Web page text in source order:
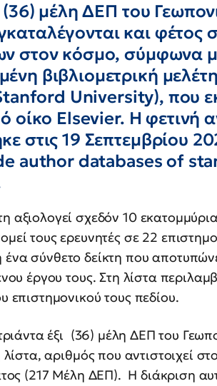
(36) μέλη ΔΕΠ του
και φέτος
στον κόσμο, σύμφωνα
βιβλιομετρική
University), που
οίκο Elsevier. Η φετινή
στις 19 Σεπτεμβρίου
author databases of
αξιολογεί σχεδόν 10
τους ερευνητές σε 22
σύνθετο δείκτη που
έργου τους. Στη λίστα
επιστημονικού τους πεδίου.
έξι (36) μέλη ΔΕΠ του
λίστα, αριθμός που αντιστοιχεί
(217 Μέλη ΔΕΠ). Η διάκριση